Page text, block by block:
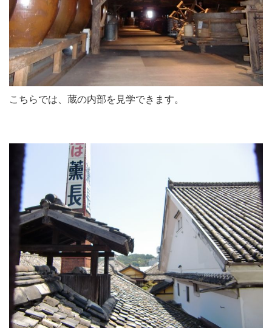
こちらでは、蔵の内部を見学できます。